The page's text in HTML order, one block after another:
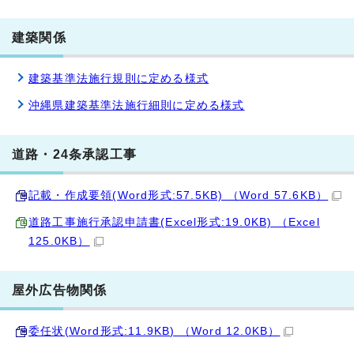
建築関係
建築基準法施行規則に定める様式
沖縄県建築基準法施行細則に定める様式
道路・24条承認工事
記載・作成要領(Word形式:57.5KB) （Word 57.6KB）
道路工事施行承認申請書(Excel形式:19.0KB) （Excel
125.0KB）
屋外広告物関係
委任状(Word形式:11.9KB) （Word 12.0KB）